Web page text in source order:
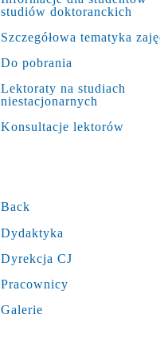
studiów doktoranckich
Szczegółowa tematyka
Do pobrania
Lektoraty na studiach
niestacjonarnych
Konsultacje lektorów
Back
Dydaktyka
Dyrekcja CJ
Pracownicy
Galerie